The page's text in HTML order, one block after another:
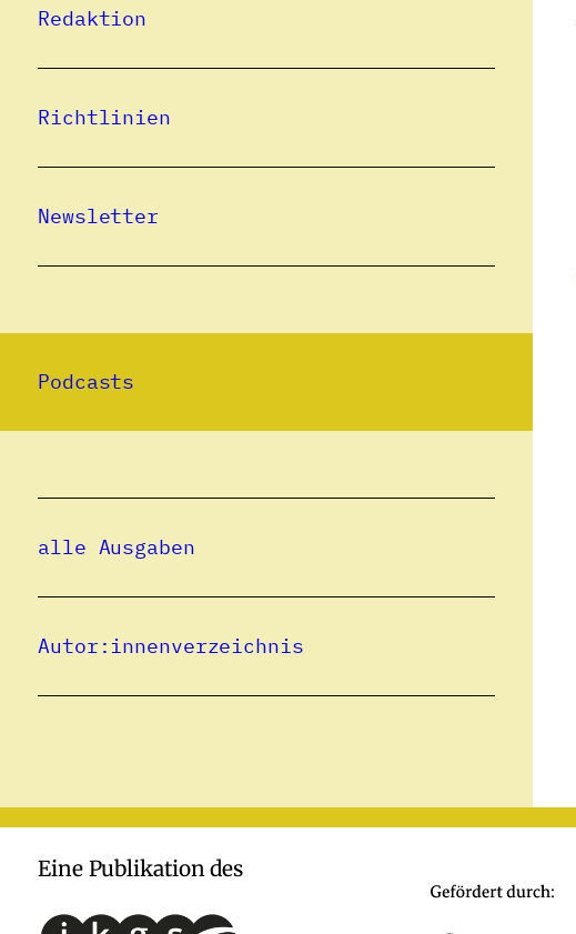
Redaktion
Richtlinien
Newsletter
Podcasts
alle Ausgaben
Autor:innenverzeichnis
Eine Publikation des